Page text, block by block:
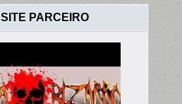
SITE PARCEIRO